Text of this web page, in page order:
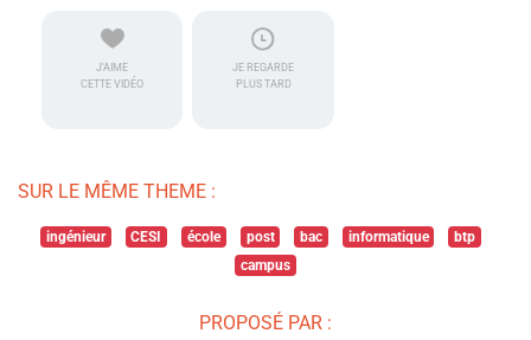
J'AIME
CETTE VIDÉO
JE REGARDE
PLUS TARD
SUR LE MÊME THEME :
ingénieur CESI école post bac informatique
btp
campus
PROPOSÉ PAR :